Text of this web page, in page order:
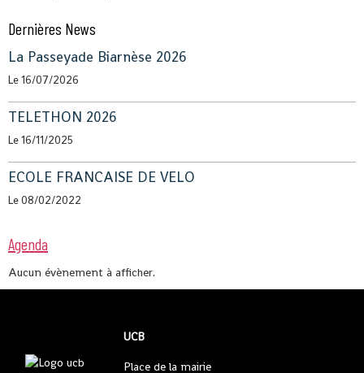
Dernières News
La Passeyade Biarnèse 2026
Le 16/07/2026
TELETHON 2026
Le 16/11/2025
ECOLE FRANCAISE DE VELO
Le 08/02/2022
Agenda
Aucun évènement à afficher.
UCB
Place de la mairie